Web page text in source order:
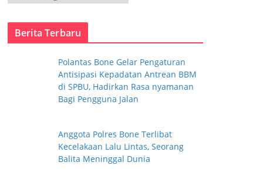
a
t
Berita Terbaru
Polantas Bone Gelar Pengaturan
Antisipasi Kepadatan Antrean BBM
di SPBU, Hadirkan Rasa nyamanan
Bagi Pengguna Jalan
Anggota Polres Bone Terlibat
Kecelakaan Lalu Lintas, Seorang
Balita Meninggal Dunia